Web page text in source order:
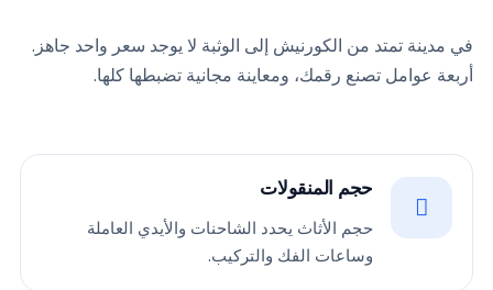
في مدينة تمتد من الكورنيش إلى الوثبة لا يوجد سعر واحد جاهز.
أربعة عوامل تصنع رقمك، ومعاينة مجانية تضبطها كلها.
حجم المنقولات
حجم الأثاث يحدد الشاحنات والأيدي العاملة
وساعات الفك والتركيب.